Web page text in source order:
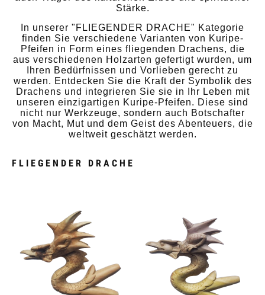
Stärke.
In unserer "FLIEGENDER DRACHE" Kategorie
finden Sie verschiedene Varianten von Kuripe-
Pfeifen in Form eines fliegenden Drachens, die
aus verschiedenen Holzarten gefertigt wurden, um
Ihren Bedürfnissen und Vorlieben gerecht zu
werden. Entdecken Sie die Kraft der Symbolik des
Drachens und integrieren Sie sie in Ihr Leben mit
unseren einzigartigen Kuripe-Pfeifen. Diese sind
nicht nur Werkzeuge, sondern auch Botschafter
von Macht, Mut und dem Geist des Abenteuers, die
weltweit geschätzt werden.
FLIEGENDER DRACHE